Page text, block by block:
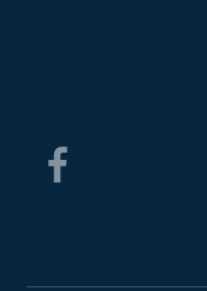
Facebook